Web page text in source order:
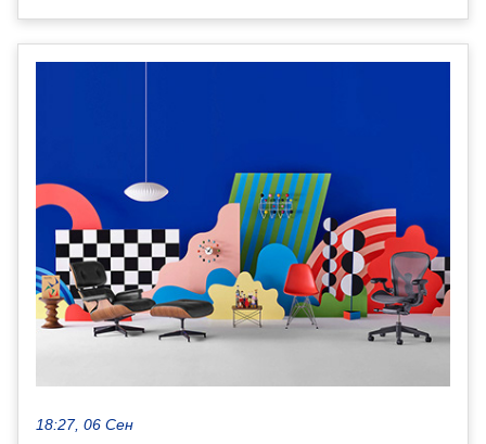
18:27, 06 Сен